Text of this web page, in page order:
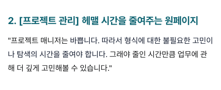
2. [프로젝트 관리] 헤맬 시간을 줄여주는 원페이지
"프로젝트 매니저는 바쁩니다. 따라서 형식에 대한 불필요한 고민이
나 탐색의 시간을 줄여야 합니다. 그래야 줄인 시간만큼 업무에 관
해 더 깊게 고민해볼 수 있습니다."